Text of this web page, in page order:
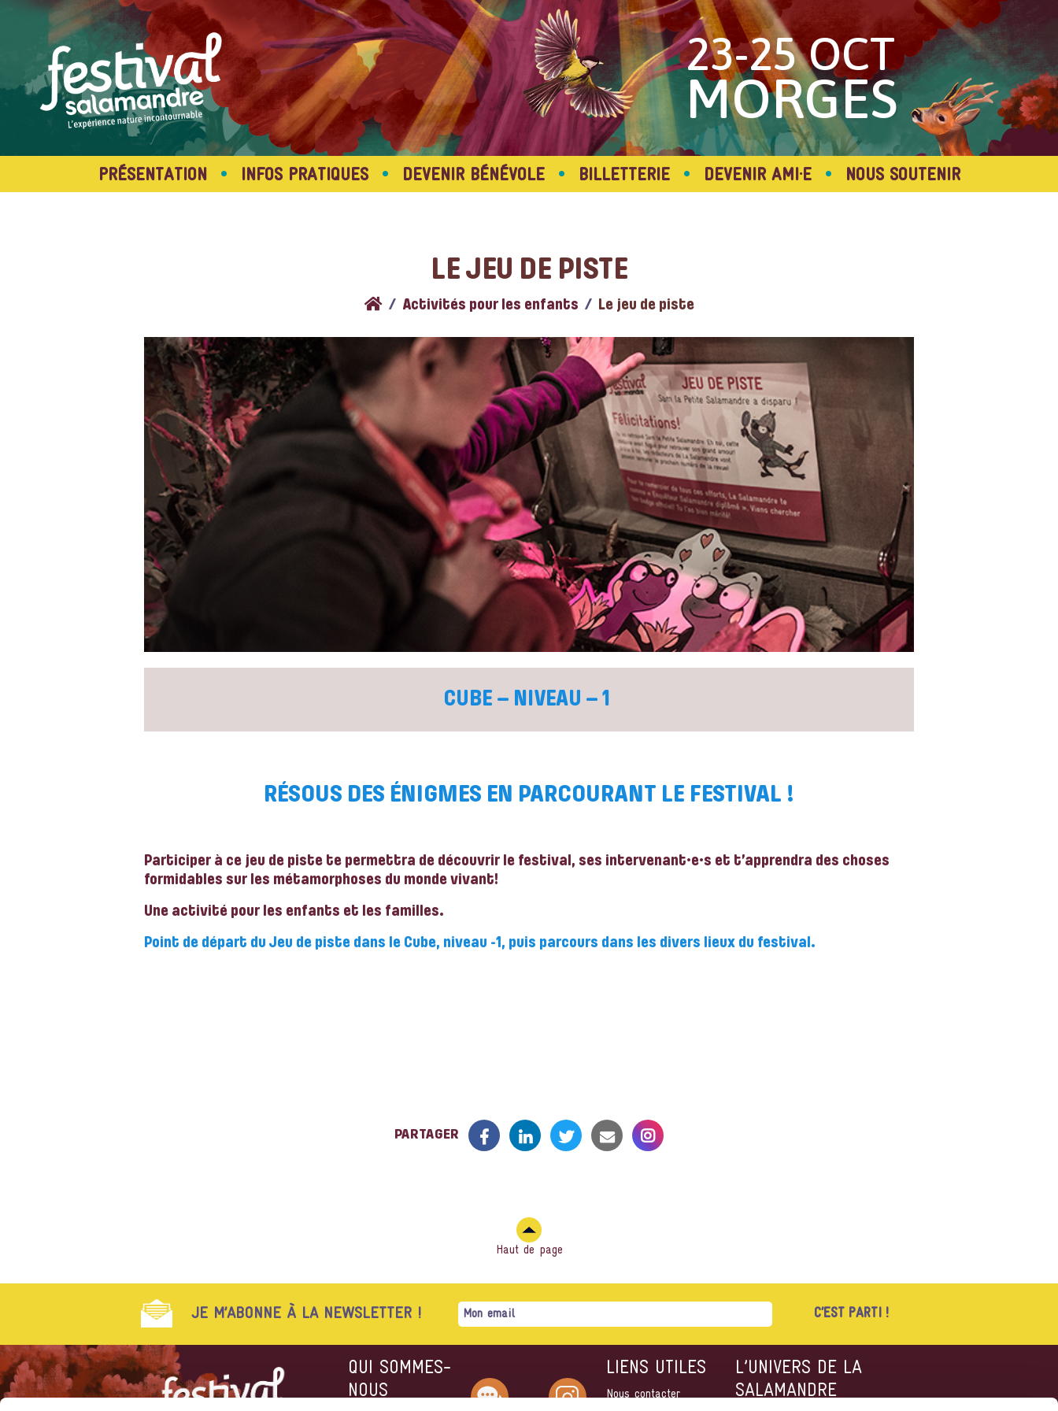
23-25 OCT
MORGES
PRÉSENTATION • INFOS PRATIQUES • DEVENIR BÉNÉVOLE • BILLETTERIE • DEVENIR AMI·E • NOUS SOUTENIR
LE JEU DE PISTE
Activités pour les enfants Le jeu de piste
CUBE – NIVEAU – 1
RÉSOUS DES ÉNIGMES EN PARCOURANT LE FESTIVAL !
Participer à ce jeu de piste te permettra de découvrir le festival, ses intervenant·e·s et t’apprendra des choses
formidables sur les métamorphoses du monde vivant!
Une activité pour les enfants et les familles.
Point de départ du Jeu de piste dans le Cube, niveau -1, puis parcours dans les divers lieux du festival.
PARTAGER
Haut de page
JE M’ABONNE À LA NEWSLETTER !
QUI SOMMES-
NOUS
LIENS UTILES
Nous contacter
L’UNIVERS DE LA
SALAMANDRE